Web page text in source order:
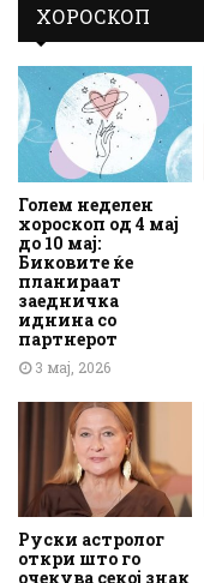
ХОРОСКОП
Голем неделен
хороскоп од 4 мај
до 10 мај:
Биковите ќе
планираат
заедничка
иднина со
партнерот
3 мај, 2026
Руски астролог
откри што го
очекува секој знак